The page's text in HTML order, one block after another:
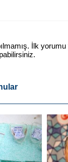
İlk yorumu